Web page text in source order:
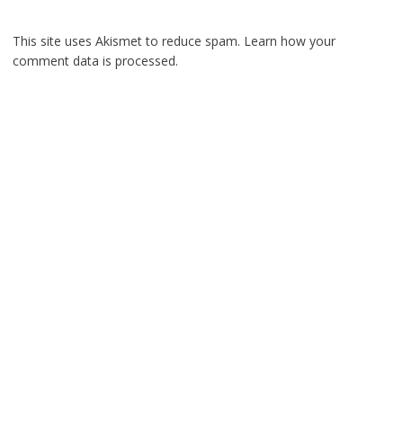
This site uses Akismet to reduce spam. Learn how your
comment data is processed.